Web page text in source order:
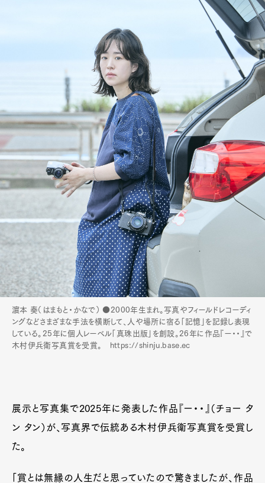
濵本 奏（はまもと・かなで） ●2000年生まれ。写真やフィールドレコーディ
ングなどさまざまな手法を横断して、人や場所に宿る「記憶」を記録し表現
している。25年に個人レーベル「真珠出版」を創設。26年に作品『ー・・』で
木村伊兵衛写真賞を受賞。 https://shinju.base.ec
展示と写真集で2025年に発表した作品『ー・・』（チョー タ
ン タン）が、写真界で伝統ある木村伊兵衛写真賞を受賞し
た。
「賞とは無縁の人生だと思っていたので驚きましたが、作品